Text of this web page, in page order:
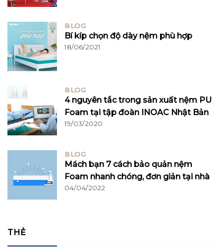
BLOG
Bí kíp chọn độ dày nệm phù hợp
18/06/2021
BLOG
4 nguyên tắc trong sản xuất nệm PU
Foam tại tập đoàn INOAC Nhật Bản
19/03/2020
BLOG
Mách bạn 7 cách bảo quản nệm
Foam nhanh chóng, đơn giản tại nhà
04/04/2022
THẺ